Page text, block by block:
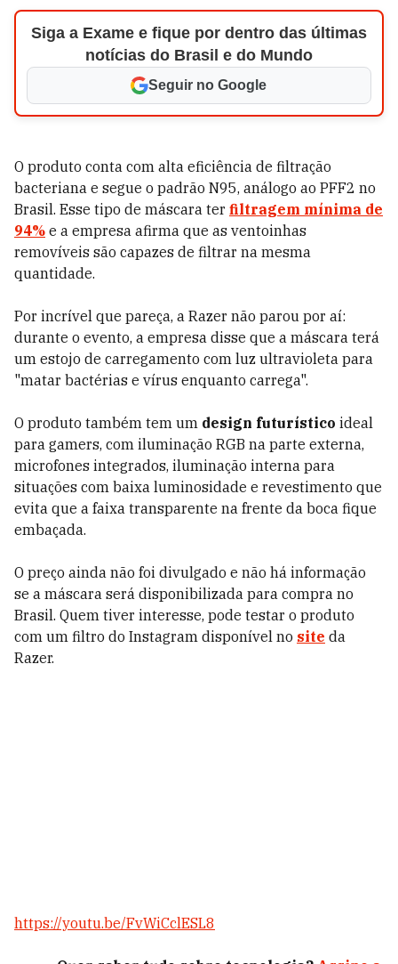
Siga a Exame e fique por dentro das últimas
notícias do Brasil e do Mundo
Seguir no Google
O produto conta com alta eficiência de filtração
bacteriana e segue o padrão N95, análogo ao PFF2 no
Brasil. Esse tipo de máscara ter filtragem mínima de
94% e a empresa afirma que as ventoinhas
removíveis são capazes de filtrar na mesma
quantidade.
Por incrível que pareça, a Razer não parou por aí:
durante o evento, a empresa disse que a máscara terá
um estojo de carregamento com luz ultravioleta para
"matar bactérias e vírus enquanto carrega".
O produto também tem um design futurístico ideal
para gamers, com iluminação RGB na parte externa,
microfones integrados, iluminação interna para
situações com baixa luminosidade e revestimento que
evita que a faixa transparente na frente da boca fique
embaçada.
O preço ainda não foi divulgado e não há informação
se a máscara será disponibilizada para compra no
Brasil. Quem tiver interesse, pode testar o produto
com um filtro do Instagram disponível no site da
Razer.
https://youtu.be/FvWiCclESL8